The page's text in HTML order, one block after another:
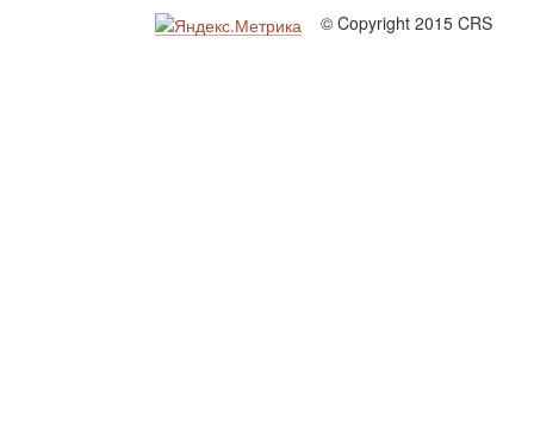
© Copyright 2015 CRS